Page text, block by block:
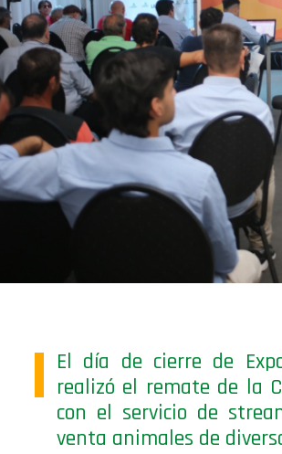
El día de cierre de
realizó el remate de la
con el servicio de
venta animales de